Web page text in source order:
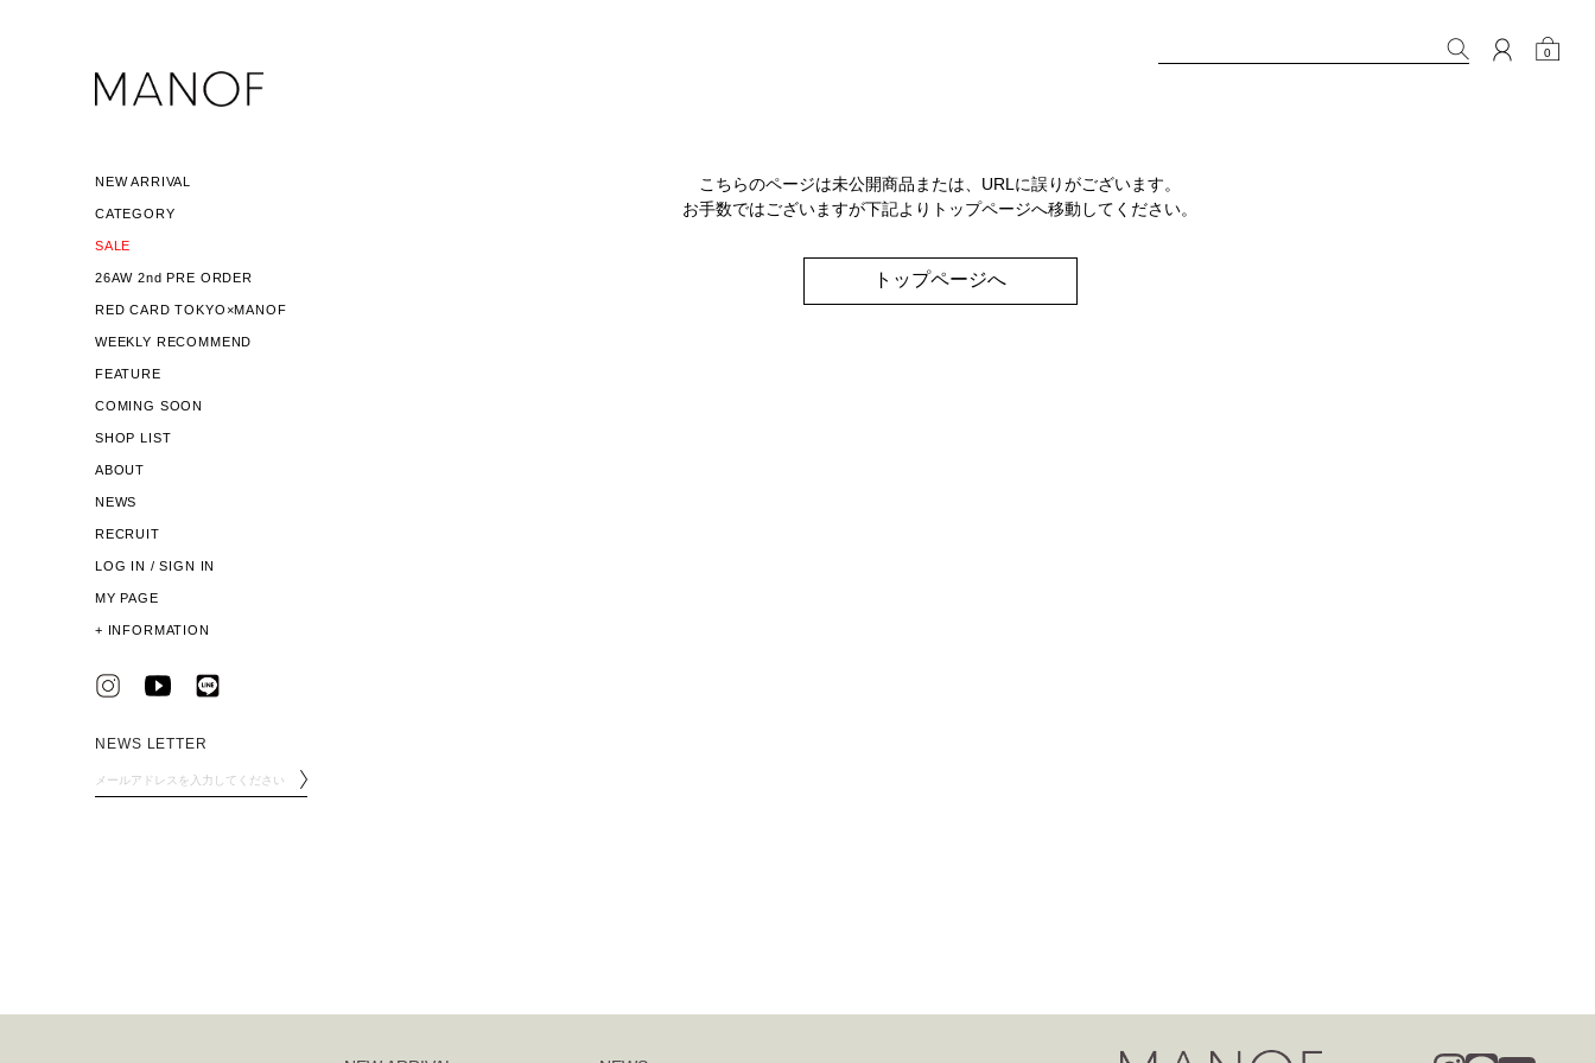
NEW ARRIVAL
CATEGORY
SALE
26AW 2nd PRE ORDER
RED CARD TOKYO×MANOF
WEEKLY RECOMMEND
FEATURE
COMING SOON
SHOP LIST
ABOUT
NEWS
RECRUIT
LOG IN / SIGN IN
MY PAGE
+ INFORMATION
NEWS LETTER
0
こちらのページは未公開商品または、URLに誤りがございます。
お手数ではございますが下記よりトップページへ移動してください。
トップページへ